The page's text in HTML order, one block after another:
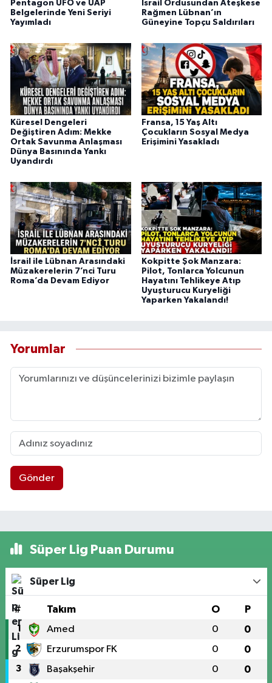
Pentagon UFO ve UAP
Belgelerinde Yeni Seriyi
Yayımladı
İsrail Ordusundan Ateşkese
Rağmen Lübnan’ın
Güneyine Topçu Saldırıları
Küresel Dengeleri
Değiştiren Adım: Mekke
Ortak Savunma Anlaşması
Dünya Basınında Yankı
Uyandırdı
Fransa, 15 Yaş Altı
Çocukların Sosyal Medya
Erişimini Yasakladı
İsrail ile Lübnan Arasındaki
Müzakerelerin 7’nci Turu
Roma’da Devam Ediyor
Kokpitte Şok Manzara:
Pilot, Tonlarca Yolcunun
Hayatını Tehlikeye Atıp
Uyuşturucu Kuryeliği
Yaparken Yakalandı!
Yorumlar
Gönder
Süper Lig Puan Durumu
Süper Lig
# Takım O P
1 Amed 0 0
2 Erzurumspor FK 0 0
3 Başakşehir 0 0